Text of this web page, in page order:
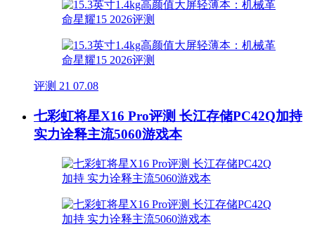
评测 21 07.08
七彩虹将星X16 Pro评测 长江存储PC42Q加持
实力诠释主流5060游戏本